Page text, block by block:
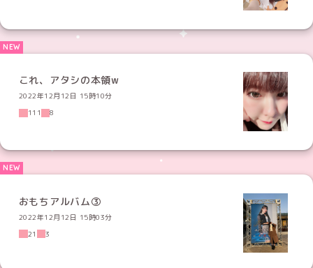
これ、アタシの本領w
2022年12月12日 15時10分
111
8
おもちアルバム③
2022年12月12日 15時03分
21
3